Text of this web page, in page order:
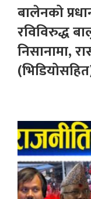
बालेनको
रविविरुद्ध
निसानामा,